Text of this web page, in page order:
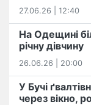
27.06.26 | 12:40
На Одещині
річну дівчину
26.06.26 | 20:00
У Бучі
через вікно,